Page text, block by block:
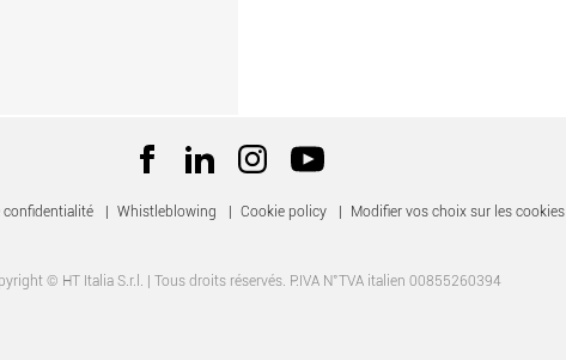
confidentialité Whistleblowing Cookie policy Modifier vos choix sur les cookies
© HT Italia S.r.l. | Tous droits réservés. P.IVA N°TVA italien 00855260394